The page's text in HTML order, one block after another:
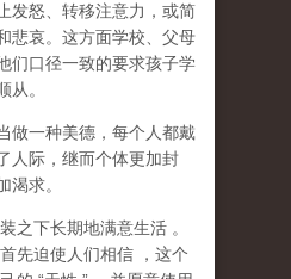
发怒、转移注意力，或简
悲哀。这方面学校、父母
们口径一致的要求孩子学
从。
做一种美德，每个人都戴
人际，继而个体更加封
渴求。
之下长期地满意生活 。
首先迫使人们相信
，这个